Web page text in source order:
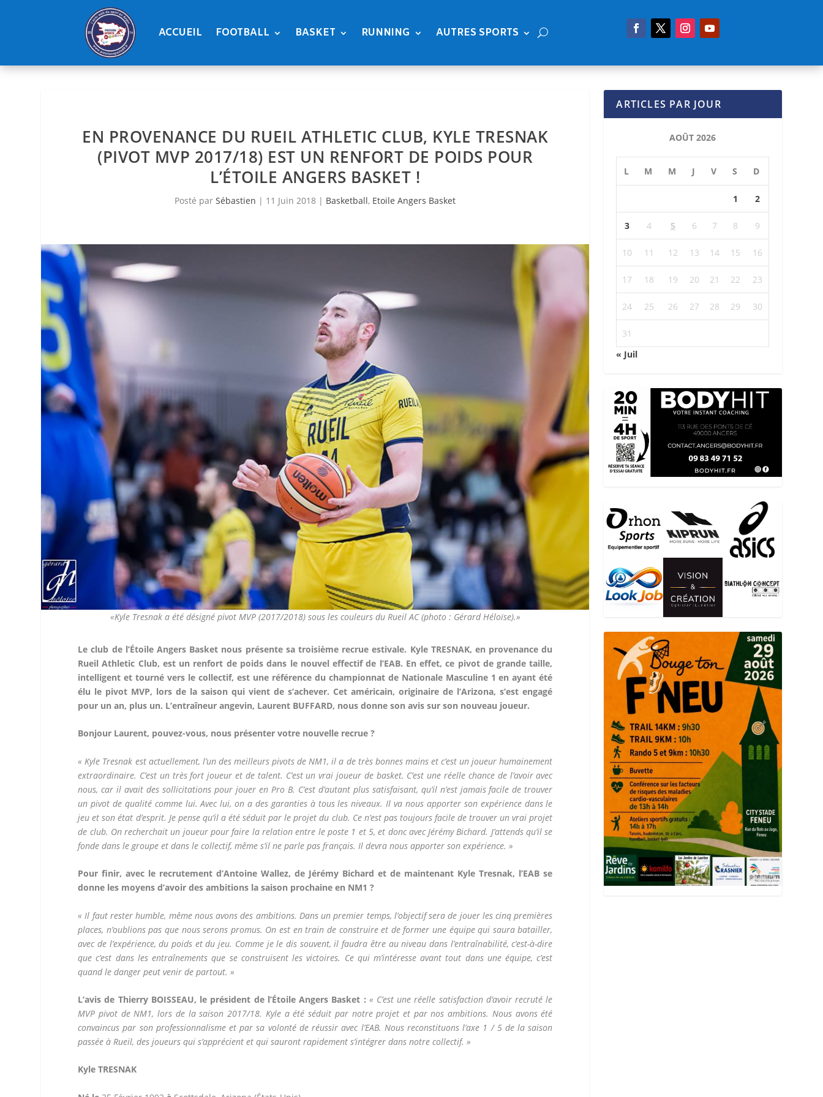
ACCUEIL FOOTBALL BASKET RUNNING AUTRES SPORTS
EN PROVENANCE DU RUEIL ATHLETIC CLUB, KYLE TRESNAK
(PIVOT MVP 2017/18) EST UN RENFORT DE POIDS POUR
L’ÉTOILE ANGERS BASKET !
Posté parSébastien | 11 Juin 2018 | Basketball, Etoile Angers Basket
«Kyle Tresnak a été désigné pivot MVP (2017/2018) sous les couleurs du Rueil AC (photo : Gérard Héloïse).»
Le club de l’Étoile Angers Basket nous présente sa troisième recrue estivale. Kyle TRESNAK, en provenance du
Rueil Athletic Club, est un renfort de poids dans le nouvel effectif de l’EAB. En effet, ce pivot de grande taille,
intelligent et tourné vers le collectif, est une référence du championnat de Nationale Masculine 1 en ayant été
élu le pivot MVP, lors de la saison qui vient de s’achever. Cet américain, originaire de l’Arizona, s’est engagé
pour un an, plus un. L’entraîneur angevin, Laurent BUFFARD, nous donne son avis sur son nouveau joueur.
Bonjour Laurent, pouvez-vous, nous présenter votre nouvelle recrue ?
« Kyle Tresnak est actuellement, l’un des meilleurs pivots de NM1, il a de très bonnes mains et c’est un joueur humainement
extraordinaire. C’est un très fort joueur et de talent. C’est un vrai joueur de basket. C’est une réelle chance de l’avoir avec
nous, car il avait des sollicitations pour jouer en Pro B. C’est d’autant plus satisfaisant, qu’il n’est jamais facile de trouver
un pivot de qualité comme lui. Avec lui, on a des garanties à tous les niveaux. Il va nous apporter son expérience dans le
jeu et son état d’esprit. Je pense qu’il a été séduit par le projet du club. Ce n’est pas toujours facile de trouver un vrai projet
de club. On recherchait un joueur pour faire la relation entre le poste 1 et 5, et donc avec Jérémy Bichard. J’attends qu’il se
fonde dans le groupe et dans le collectif, même s’il ne parle pas français. Il devra nous apporter son expérience. »
Pour finir, avec le recrutement d’Antoine Wallez, de Jérémy Bichard et de maintenant Kyle Tresnak, l’EAB se
donne les moyens d’avoir des ambitions la saison prochaine en NM1 ?
« Il faut rester humble, même nous avons des ambitions. Dans un premier temps, l’objectif sera de jouer les cinq premières
places, n’oublions pas que nous serons promus. On est en train de construire et de former une équipe qui saura batailler,
avec de l’expérience, du poids et du jeu. Comme je le dis souvent, il faudra être au niveau dans l’entraînabilité, c’est-à-dire
que c’est dans les entraînements que se construisent les victoires. Ce qui m’intéresse avant tout dans une équipe, c’est
quand le danger peut venir de partout. »
L’avis de Thierry BOISSEAU, le président de l’Étoile Angers Basket : « C’est une réelle satisfaction d’avoir recruté le
MVP pivot de NM1, lors de la saison 2017/18. Kyle a été séduit par notre projet et par nos ambitions. Nous avons été
convaincus par son professionnalisme et par sa volonté de réussir avec l’EAB. Nous reconstituons l’axe 1 / 5 de la saison
passée à Rueil, des joueurs qui s’apprécient et qui sauront rapidement s’intégrer dans notre collectif. »
Kyle TRESNAK
ARTICLES PAR JOUR
AOÛT 2026
L M M J V S D
1 2
3 4 5 6 7 8 9
10 11 12 13 14 15 16
17 18 19 20 21 22 23
24 25 26 27 28 29 30
31
« Juil